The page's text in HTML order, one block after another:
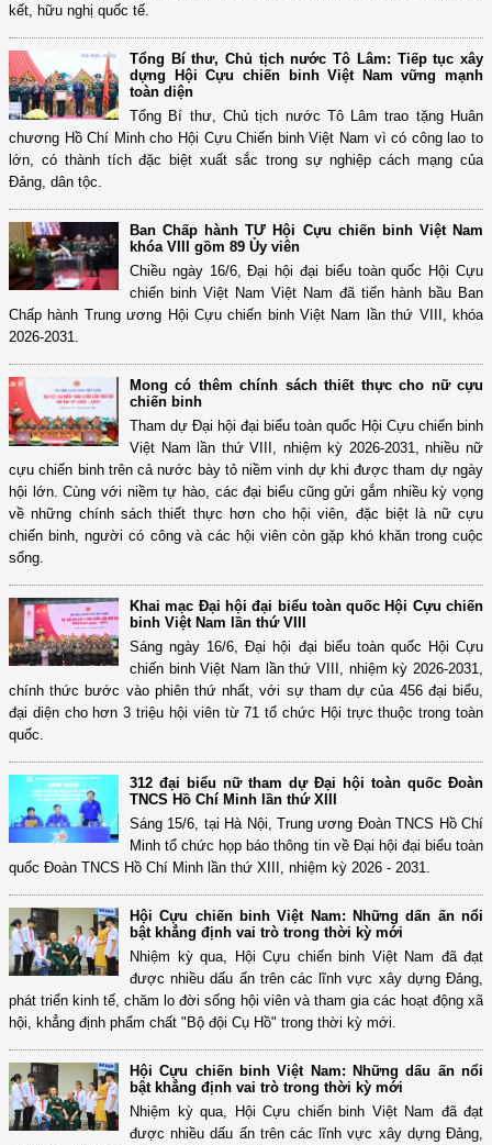
kết, hữu nghị quốc tế.
Tổng Bí thư, Chủ tịch nước Tô Lâm: Tiếp tục xây
dựng Hội Cựu chiến binh Việt Nam vững mạnh
toàn diện
Tổng Bí thư, Chủ tịch nước Tô Lâm trao tặng Huân
chương Hồ Chí Minh cho Hội Cựu Chiến binh Việt Nam vì có công lao to
lớn, có thành tích đặc biệt xuất sắc trong sự nghiệp cách mạng của
Đảng, dân tộc.
Ban Chấp hành TƯ Hội Cựu chiến binh Việt Nam
khóa VIII gồm 89 Ủy viên
Chiều ngày 16/6, Đại hội đại biểu toàn quốc Hội Cựu
chiến binh Việt Nam Việt Nam đã tiến hành bầu Ban
Chấp hành Trung ương Hội Cựu chiến binh Việt Nam lần thứ VIII, khóa
2026-2031.
Mong có thêm chính sách thiết thực cho nữ cựu
chiến binh
Tham dự Đại hội đại biểu toàn quốc Hội Cựu chiến binh
Việt Nam lần thứ VIII, nhiệm kỳ 2026-2031, nhiều nữ
cựu chiến binh trên cả nước bày tỏ niềm vinh dự khi được tham dự ngày
hội lớn. Cùng với niềm tự hào, các đại biểu cũng gửi gắm nhiều kỳ vọng
về những chính sách thiết thực hơn cho hội viên, đặc biệt là nữ cựu
chiến binh, người có công và các hội viên còn gặp khó khăn trong cuộc
sống.
Khai mạc Đại hội đại biểu toàn quốc Hội Cựu chiến
binh Việt Nam lần thứ VIII
Sáng ngày 16/6, Đại hội đại biểu toàn quốc Hội Cựu
chiến binh Việt Nam lần thứ VIII, nhiệm kỳ 2026-2031,
chính thức bước vào phiên thứ nhất, với sự tham dự của 456 đại biểu,
đại diện cho hơn 3 triệu hội viên từ 71 tổ chức Hội trực thuộc trong toàn
quốc.
312 đại biểu nữ tham dự Đại hội toàn quốc Đoàn
TNCS Hồ Chí Minh lần thứ XIII
Sáng 15/6, tại Hà Nội, Trung ương Đoàn TNCS Hồ Chí
Minh tổ chức họp báo thông tin về Đại hội đại biểu toàn
quốc Đoàn TNCS Hồ Chí Minh lần thứ XIII, nhiệm kỳ 2026 - 2031.
Hội Cựu chiến binh Việt Nam: Những dấn ấn nổi
bật khẳng định vai trò trong thời kỳ mới
Nhiệm kỳ qua, Hội Cựu chiến binh Việt Nam đã đạt
được nhiều dấu ấn trên các lĩnh vực xây dựng Đảng,
phát triển kinh tế, chăm lo đời sống hội viên và tham gia các hoạt động xã
hội, khẳng định phẩm chất "Bộ đội Cụ Hồ" trong thời kỳ mới.
Hội Cựu chiến binh Việt Nam: Những dấu ấn nổi
bật khẳng định vai trò trong thời kỳ mới
Nhiệm kỳ qua, Hội Cựu chiến binh Việt Nam đã đạt
được nhiều dấu ấn trên các lĩnh vực xây dựng Đảng,